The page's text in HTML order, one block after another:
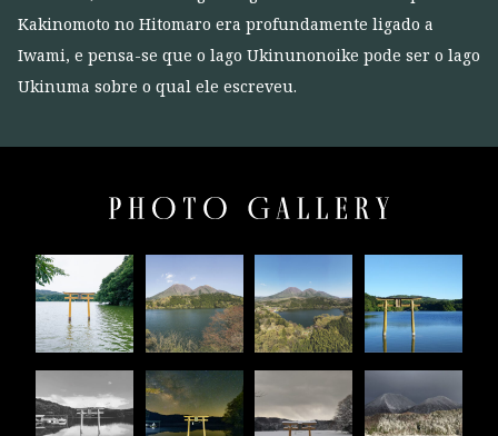
Kakinomoto no Hitomaro era profundamente ligado a
Iwami, e pensa-se que o lago Ukinunonoike pode ser o lago
Ukinuma sobre o qual ele escreveu.